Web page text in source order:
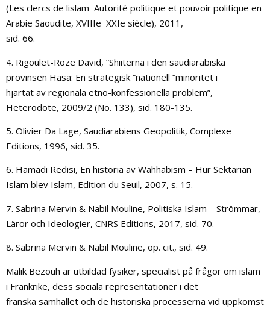
(Les clercs de lislam  Autorité politique et pouvoir politique en
Arabie Saoudite, XVIIIe  XXIe siècle), 2011,
sid. 66.
4. Rigoulet-Roze David, ”Shiiterna i den saudiarabiska
provinsen Hasa: En strategisk ”nationell ”minoritet i
hjärtat av regionala etno-konfessionella problem”,
Heterodote, 2009/2 (No. 133), sid. 180-135.
5. Olivier Da Lage, Saudiarabiens Geopolitik, Complexe
Editions, 1996, sid. 35.
6. Hamadi Redisi, En historia av Wahhabism – Hur Sektarian
Islam blev Islam, Edition du Seuil, 2007, s. 15.
7. Sabrina Mervin & Nabil Mouline, Politiska Islam – Strömmar,
Läror och Ideologier, CNRS Editions, 2017, sid. 70.
8. Sabrina Mervin & Nabil Mouline, op. cit., sid. 49.
Malik Bezouh är utbildad fysiker, specialist på frågor om islam
i Frankrike, dess sociala representationer i det
franska samhället och de historiska processerna vid uppkomst